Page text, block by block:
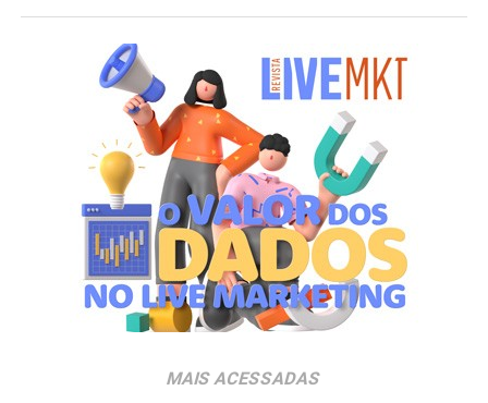
iniciativa reflete a premissa de que cada projeto, mesmo
após uma década de consolidação no mercado,
permanece sendo uma oportunidade única para
desenhar o futuro e criar conexões memoráveis entre
marcas e pessoas.
Ao longo de 10 anos, a agência vem transformando essa
visão em prática, ampliando sua atuação em brand
experience, trade marketing, tecnologia, conteúdo e
inteligência de dados para gerar impacto real no
negócio. A celebração acompanha também o
MAIS ACESSADAS